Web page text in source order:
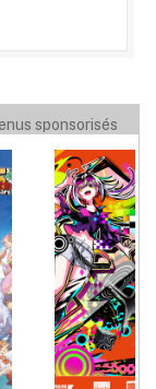
sponsorisés